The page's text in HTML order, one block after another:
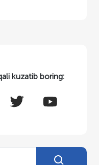
kuzatib boring: